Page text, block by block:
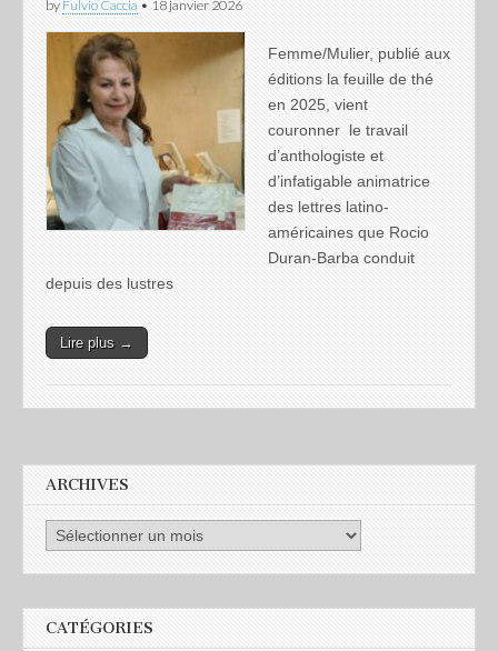
by Fulvio Caccia • 18 janvier 2026
Femme/Mulier, publié aux
éditions la feuille de thé
en 2025, vient
couronner le travail
d’anthologiste et
d’infatigable animatrice
des lettres latino-
américaines que Rocio
Duran-Barba conduit
depuis des lustres
Lire plus →
ARCHIVES
CATÉGORIES